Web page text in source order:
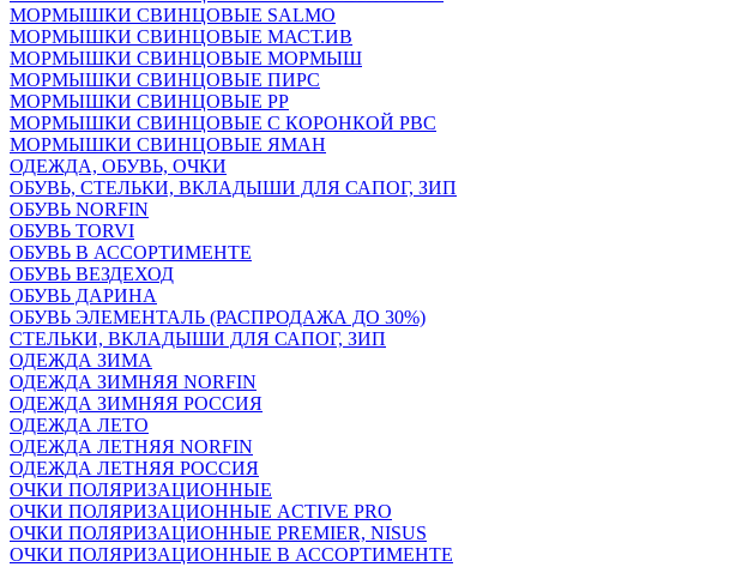
МОРМЫШКИ СВИНЦОВЫЕ SALMO
МОРМЫШКИ СВИНЦОВЫЕ МАСТ.ИВ
МОРМЫШКИ СВИНЦОВЫЕ МОРМЫШ
МОРМЫШКИ СВИНЦОВЫЕ ПИРС
МОРМЫШКИ СВИНЦОВЫЕ РР
МОРМЫШКИ СВИНЦОВЫЕ С КОРОНКОЙ РВС
МОРМЫШКИ СВИНЦОВЫЕ ЯМАН
ОДЕЖДА, ОБУВЬ, ОЧКИ
ОБУВЬ, СТЕЛЬКИ, ВКЛАДЫШИ ДЛЯ САПОГ, ЗИП
ОБУВЬ NORFIN
ОБУВЬ TORVI
ОБУВЬ В АССОРТИМЕНТЕ
ОБУВЬ ВЕЗДЕХОД
ОБУВЬ ДАРИНА
ОБУВЬ ЭЛЕМЕНТАЛЬ (РАСПРОДАЖА ДО 30%)
СТЕЛЬКИ, ВКЛАДЫШИ ДЛЯ САПОГ, ЗИП
ОДЕЖДА ЗИМА
ОДЕЖДА ЗИМНЯЯ NORFIN
ОДЕЖДА ЗИМНЯЯ РОССИЯ
ОДЕЖДА ЛЕТО
ОДЕЖДА ЛЕТНЯЯ NORFIN
ОДЕЖДА ЛЕТНЯЯ РОССИЯ
ОЧКИ ПОЛЯРИЗАЦИОННЫЕ
ОЧКИ ПОЛЯРИЗАЦИОННЫЕ ACTIVE PRO
ОЧКИ ПОЛЯРИЗАЦИОННЫЕ PREMIER, NISUS
ОЧКИ ПОЛЯРИЗАЦИОННЫЕ В АССОРТИМЕНТЕ